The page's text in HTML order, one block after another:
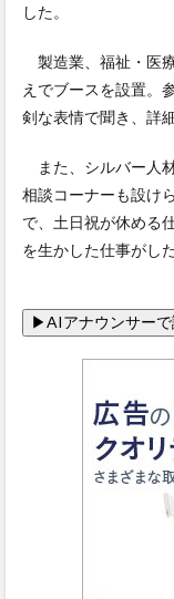
した。
製造業、福祉・医
えでブースを設置。
剣な表情で聞き、詳
また、シルバー人
相談コーナーも設け
で、土日祝が休める
を生かした仕事がし